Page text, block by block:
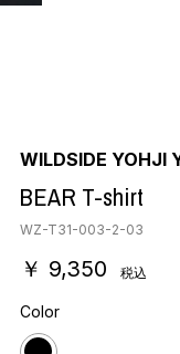
WILDSIDE YOHJI
BEAR T-shirt
WZ-T31-003-2-03
￥ 9,350 税込
Color